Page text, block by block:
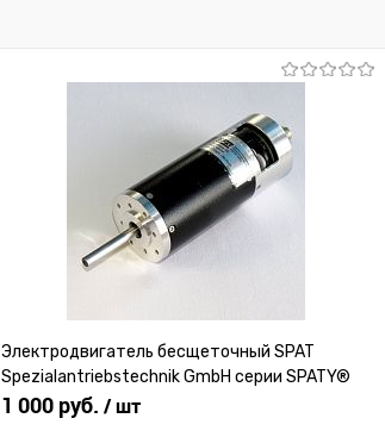
Электродвигатель бесщеточный SPAT
Spezialantriebstechnik GmbH серии SPATY®
1 000 руб. / шт